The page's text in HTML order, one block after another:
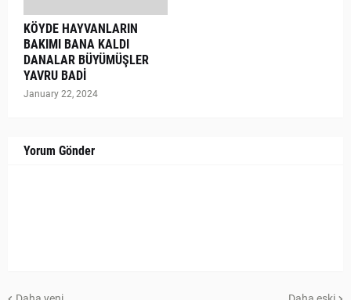
KÖYDE HAYVANLARIN
BAKIMI BANA KALDI
DANALAR BÜYÜMÜŞLER
YAVRU BADİ
January 22, 2024
Yorum Gönder